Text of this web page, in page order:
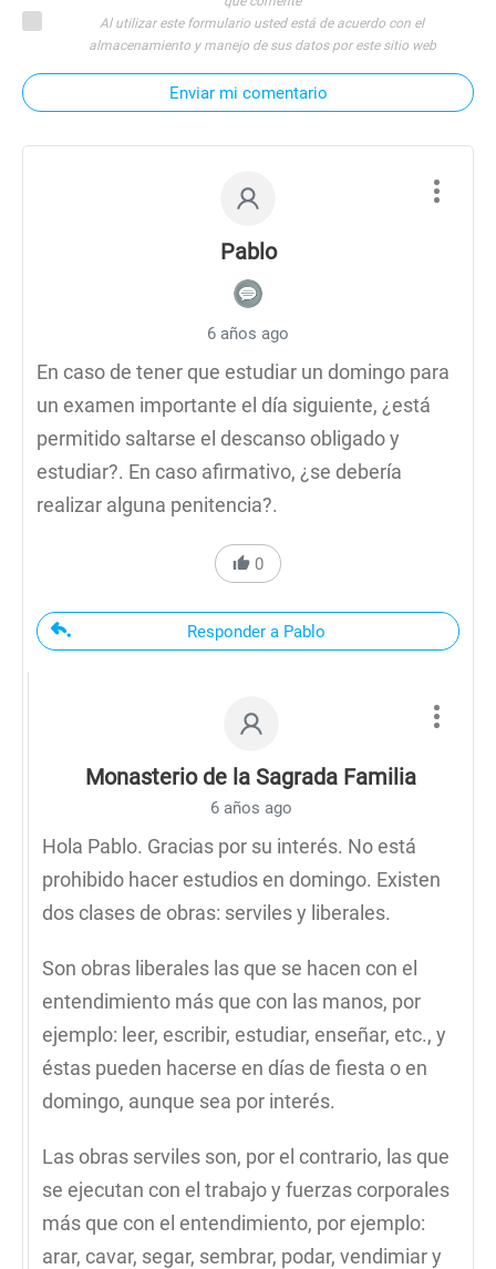
Al utilizar este formulario usted está de acuerdo con el
almacenamiento y manejo de sus datos por este sitio web
Enviar mi comentario
Pablo
6 años ago
En caso de tener que estudiar un domingo para
un examen importante el día siguiente, ¿está
permitido saltarse el descanso obligado y
estudiar?. En caso afirmativo, ¿se debería
realizar alguna penitencia?.
0
Responder a Pablo
Monasterio de la Sagrada Familia
6 años ago
Hola Pablo. Gracias por su interés. No está
prohibido hacer estudios en domingo. Existen
dos clases de obras: serviles y liberales.
Son obras liberales las que se hacen con el
entendimiento más que con las manos, por
ejemplo: leer, escribir, estudiar, enseñar, etc., y
éstas pueden hacerse en días de fiesta o en
domingo, aunque sea por interés.
Las obras serviles son, por el contrario, las que
se ejecutan con el trabajo y fuerzas corporales
más que con el entendimiento, por ejemplo:
arar, cavar, segar, sembrar, podar, vendimiar y